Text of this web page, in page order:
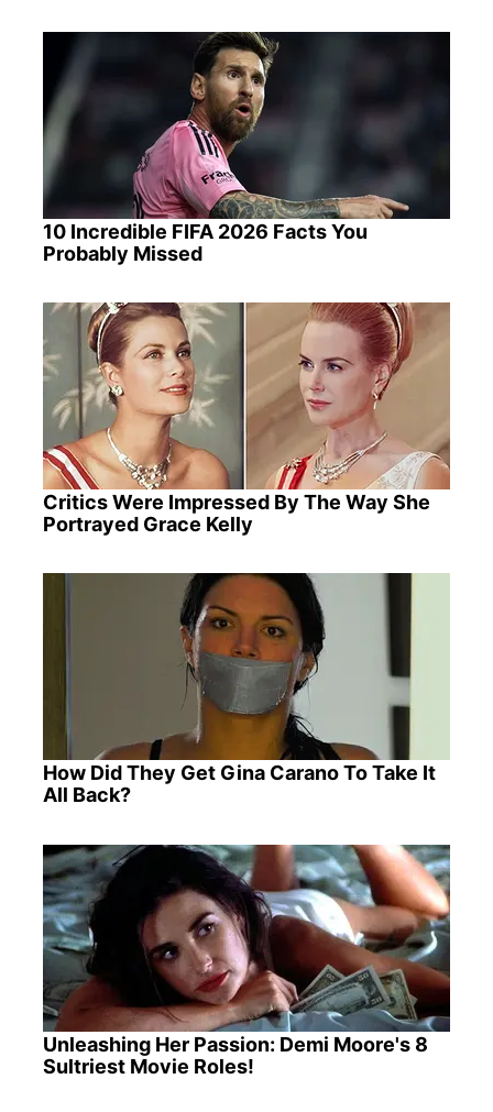
10 Incredible FIFA 2026 Facts You
Probably Missed
Critics Were Impressed By The Way She
Portrayed Grace Kelly
How Did They Get Gina Carano To Take It
All Back?
Unleashing Her Passion: Demi Moore's 8
Sultriest Movie Roles!